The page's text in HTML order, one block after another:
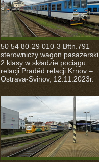
50 54 80-29 010-3 Bftn.791
sterowniczy wagon pasażerski
2 klasy w składzie pociągu
relacji Praděd relacji Krnov –
Ostrava-Svinov, 12.11.2023r.